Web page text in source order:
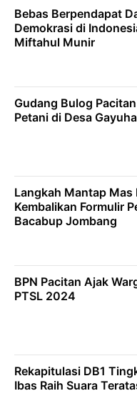
Bebas Berpendapat
Demokrasi di
Miftahul Munir
Gudang Bulog
Petani di Desa
Langkah Mantap Mas
Kembalikan Formulir
Bacabup Jombang
BPN Pacitan Ajak
PTSL 2024
Rekapitulasi DB1
Ibas Raih Suara